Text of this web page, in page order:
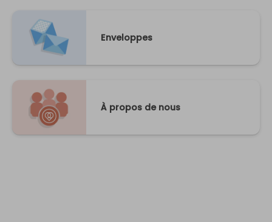
Enveloppes
À propos de nous